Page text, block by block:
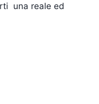
una reale ed